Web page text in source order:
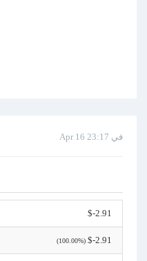
Apr 16 في 23:17
$-2.91
(100.00%) $-2.91